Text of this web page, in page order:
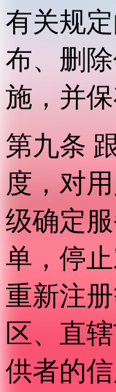
有关规
布、删
施，并保
第九条
度，对
级确定
单，停
重新注
区、直
供者的